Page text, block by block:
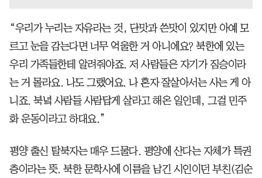
“우리가 누리는 자유라는 것, 단맛과 쓴맛이 있지만 아예 모
르고 눈을 감는다면 너무 억울한 거 아니에요? 북한에 있는
우리 가족들한테 알려줘야죠. 저 사람들은 자기가 짐승이라
는 거 몰라요. 나도 그랬어요. 나 혼자 잘살아서는 사는 게 아
니죠. 북녘 사람들 사람답게 살라고 해온 일인데, 그걸 민주
화 운동이라고 하대요.”
평양 출신 탈북자는 매우 드물다. 평양에 산다는 자체가 특권
층이라는 뜻. 북한 문학사에 이름을 남긴 시인이던 부친(김순